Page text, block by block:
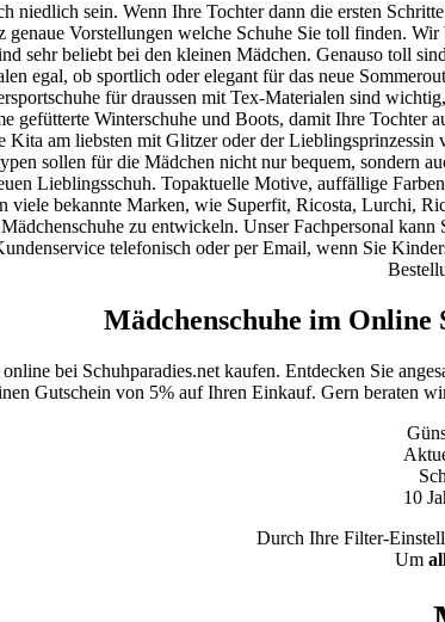
niedlich sein. Wenn Ihre Tochter dann die ersten
genaue Vorstellungen welche Schuhe Sie toll finden.
sehr beliebt bei den kleinen Mädchen. Genauso toll
egal, ob sportlich oder elegant für das neue
für draussen mit Tex-Materialen sind
gefütterte Winterschuhe und Boots, damit Ihre Tochter
Kita am liebsten mit Glitzer oder der
sollen für die Mädchen nicht nur bequem, sondern
Lieblingsschuh. Topaktuelle Motive, auffällige
viele bekannte Marken, wie Superfit, Ricosta, Lurchi,
zu entwickeln. Unser Fachpersonal
telefonisch oder per Email, wenn Sie
Mädchenschuhe im Online
bei Schuhparadies.net kaufen. Entdecken Sie
Gutschein von 5% auf Ihren Einkauf. Gern beraten
10
Durch Ihre Filter-
Um